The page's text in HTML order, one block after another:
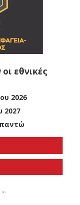
εθνικές
2026
2027